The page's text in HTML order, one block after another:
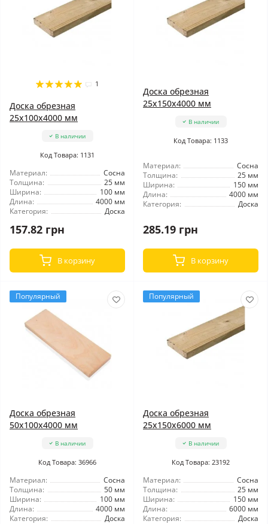
1
Доска обрезная
25x100x4000 мм
В наличии
Код Товара: 1131
Материал:
Сосна
Толщина:
25 мм
Ширина:
100 мм
Длина:
4000 мм
Категория:
Доска
157.82 грн
В корзину
Доска обрезная
25x150x4000 мм
В наличии
Код Товара: 1133
Материал:
Сосна
Толщина:
25 мм
Ширина:
150 мм
Длина:
4000 мм
Категория:
Доска
285.19 грн
В корзину
Популярный
Доска обрезная
50x100x4000 мм
В наличии
Код Товара: 36966
Материал:
Сосна
Толщина:
50 мм
Ширина:
100 мм
Длина:
4000 мм
Категория:
Доска
Популярный
Доска обрезная
25x150x6000 мм
В наличии
Код Товара: 23192
Материал:
Сосна
Толщина:
25 мм
Ширина:
150 мм
Длина:
6000 мм
Категория:
Доска